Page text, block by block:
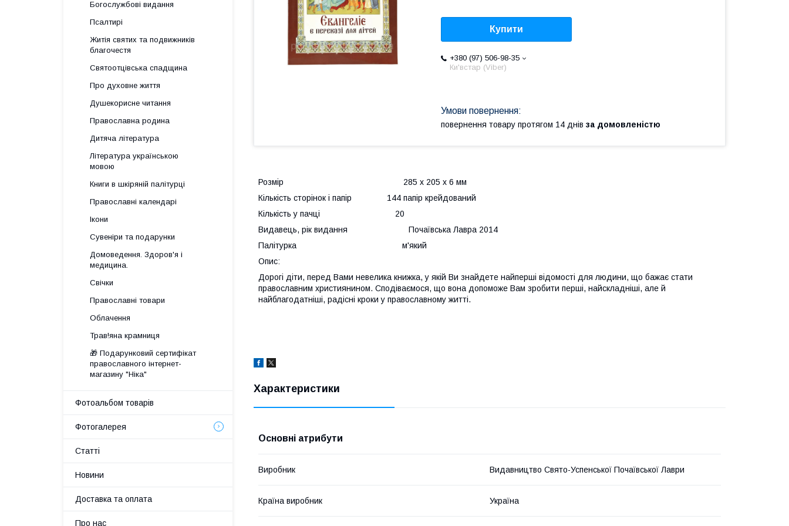
Купити
+380 (97) 506-98-35
Ки'встар (Viber)
повернення товару протягом 14 днів за домовленістю
Розмір 285 х 205 х 6 мм
Кількість сторінок і папір 144 папір крейдований
Кількість у пачці 20
Видавець, рік видання Почаївська Лавра 2014
Палітурка м'який
Опис:
Дорогі діти, перед Вами невелика книжка, у якій Ви знайдете найперші відомості для людини, що бажає стати
православним християнином. Сподіваємося, що вона допоможе Вам зробити перші, найскладніші, але й
найблагодатніші, радісні кроки у православному житті.
Характеристики
Основні атрибути
Виробник Видавництво Свято-Успенської Почаївської Лаври
Країна виробник Україна
Богослужбові видання
Псалтирі
Житія святих та подвижників
благочестя
Святоотцівська спадщина
Про духовне життя
Душекорисне читання
Православна родина
Дитяча література
Література українською
мовою
Книги в шкіряній палітурці
Православні календарі
Ікони
Сувеніри та подарунки
Домоведення. Здоров'я і
медицина.
Свічки
Православні товари
Облачення
Трав!яна крамниця
🎁 Подарунковий сертифікат
православного інтернет-
магазину "Ніка"
Фотоальбом товарів
Фотогалерея
Статті
Новини
Доставка та оплата
Про нас